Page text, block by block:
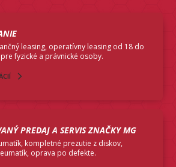
leasing, operatívny leasing od 18 do
fyzické a právnické osoby.
PREDAJ A SERVIS ZNAČKY MG
kompletné prezutie z diskov,
oprava po defekte.